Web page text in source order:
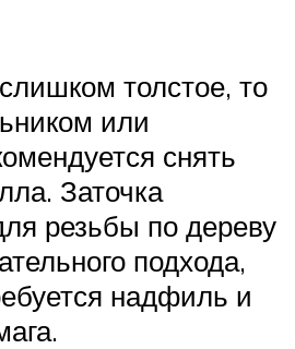
толстое, то
или
снять
Заточка
резьбы по дереву
подхода,
надфиль и